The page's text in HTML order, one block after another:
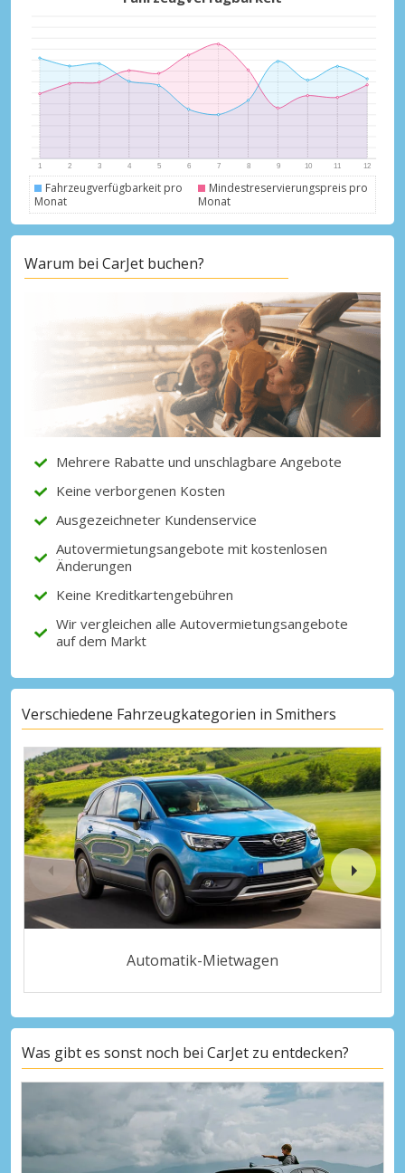
Top-Ersparnisses
Erhalten Sie Zugang zu exklusiven
Partnerangeboten
Mit eLink anmelden
Fahrzeugverfügbarkeit pro
Monat
Mindestreservierungspreis pro
Monat
Warum bei CarJet buchen?
Mehrere Rabatte und unschlagbare Angebote
Keine verborgenen Kosten
Ausgezeichneter Kundenservice
Autovermietungsangebote mit kostenlosen
Änderungen
Keine Kreditkartengebühren
Wir vergleichen alle Autovermietungsangebote
auf dem Markt
Verschiedene Fahrzeugkategorien in Smithers
Automatik-Mietwagen
Was gibt es sonst noch bei CarJet zu entdecken?